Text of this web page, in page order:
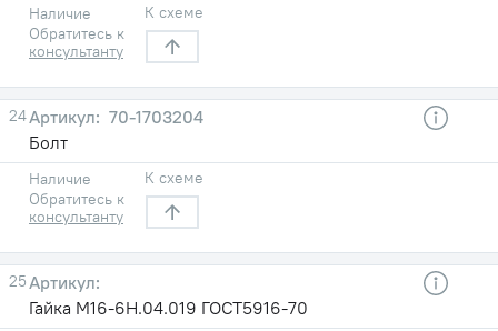
Наличие
Обратитесь к
консультанту
К схеме
24
70-1703204
Болт
Наличие
Обратитесь к
консультанту
К схеме
25
Гайка М16-6H.04.019 ГОСТ5916-70